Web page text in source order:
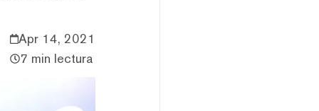
Apr 14, 2021
7 min lectura